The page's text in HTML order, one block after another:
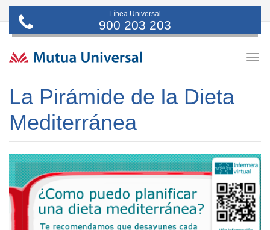
Línea Universal
900 203 203
La Pirámide de la Dieta
Mediterránea